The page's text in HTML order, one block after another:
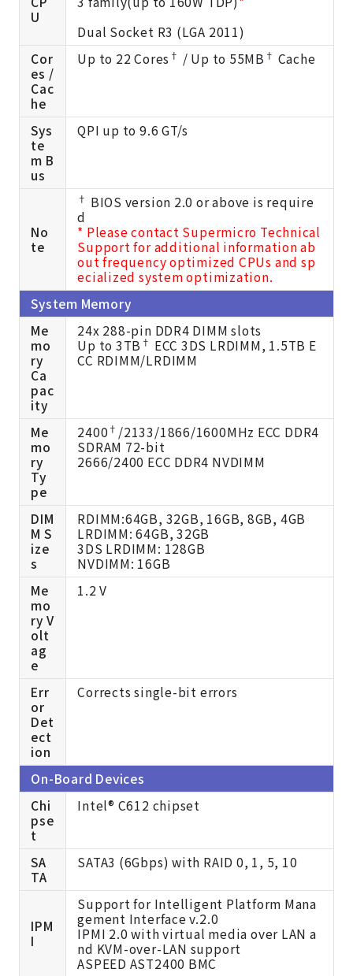
U
Dual Socket R3 (LGA 2011)
Cor
es /
Cac
he
Up to 22 Cores † / Up to 55MB † Cache
Sys
te
m B
us
QPI up to 9.6 GT/s
No
te
† BIOS version 2.0 or above is require
d
* Please contact Supermicro Technical
Support for additional information ab
out frequency optimized CPUs and sp
ecialized system optimization.
System Memory
Me
mo
ry
Ca
pac
ity
24x 288-pin DDR4 DIMM slots
Up to 3TB † ECC 3DS LRDIMM, 1.5TB E
CC RDIMM/LRDIMM
Me
mo
ry
Ty
pe
2400 † /2133/1866/1600MHz ECC DDR4
SDRAM 72-bit
2666/2400 ECC DDR4 NVDIMM
DIM
M S
ize
s
RDIMM:64GB, 32GB, 16GB, 8GB, 4GB
LRDIMM: 64GB, 32GB
3DS LRDIMM: 128GB
NVDIMM: 16GB
Me
mo
ry V
olt
ag
e
1.2 V
Err
or
Det
ect
ion
Corrects single-bit errors
On-Board Devices
Chi
pse
t
Intel® C612 chipset
SA
TA
SATA3 (6Gbps) with RAID 0, 1, 5, 10
IPM
I
Support for Intelligent Platform Mana
gement Interface v.2.0
IPMI 2.0 with virtual media over LAN a
nd KVM-over-LAN support
ASPEED AST2400 BMC